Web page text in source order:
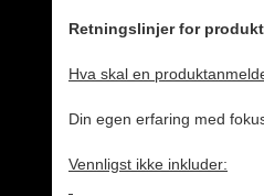
Retningslinjer for
Hva skal en
Din egen erfaring med
Vennligst ikke inkluder: